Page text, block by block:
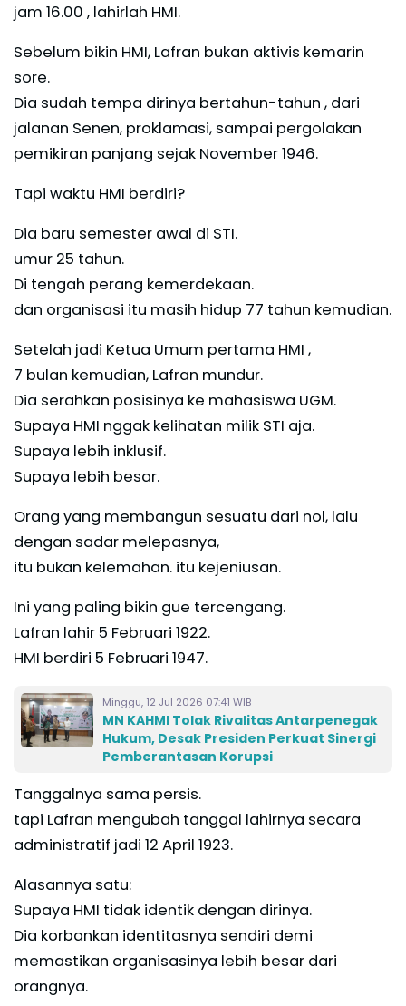
jam 16.00 , lahirlah HMI.
Sebelum bikin HMI, Lafran bukan aktivis kemarin
sore.
Dia sudah tempa dirinya bertahun-tahun , dari
jalanan Senen, proklamasi, sampai pergolakan
pemikiran panjang sejak November 1946.
Tapi waktu HMI berdiri?
Dia baru semester awal di STI.
umur 25 tahun.
Di tengah perang kemerdekaan.
dan organisasi itu masih hidup 77 tahun kemudian.
Setelah jadi Ketua Umum pertama HMI ,
7 bulan kemudian, Lafran mundur.
Dia serahkan posisinya ke mahasiswa UGM.
Supaya HMI nggak kelihatan milik STI aja.
Supaya lebih inklusif.
Supaya lebih besar.
Orang yang membangun sesuatu dari nol, lalu
dengan sadar melepasnya,
itu bukan kelemahan. itu kejeniusan.
Ini yang paling bikin gue tercengang.
Lafran lahir 5 Februari 1922.
HMI berdiri 5 Februari 1947.
Minggu, 12 Jul 2026 07:41 WIB
MN KAHMI Tolak Rivalitas Antarpenegak
Hukum, Desak Presiden Perkuat Sinergi
Pemberantasan Korupsi
Tanggalnya sama persis.
tapi Lafran mengubah tanggal lahirnya secara
administratif jadi 12 April 1923.
Alasannya satu:
Supaya HMI tidak identik dengan dirinya.
Dia korbankan identitasnya sendiri demi
memastikan organisasinya lebih besar dari
orangnya.